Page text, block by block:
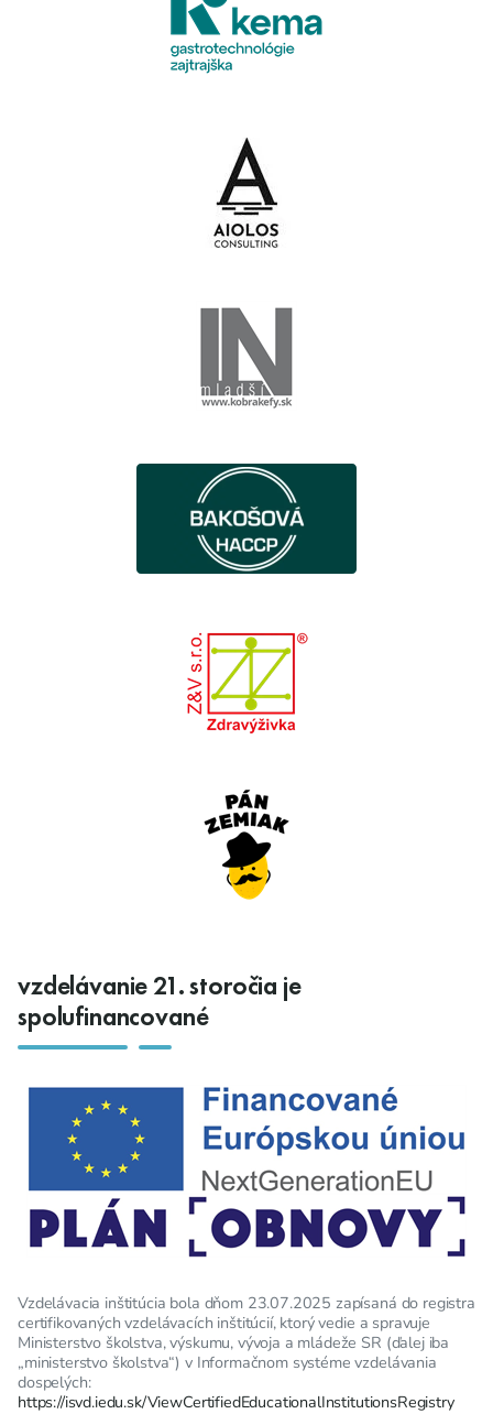
vzdelávanie 21. storočia je
spolufinancované
Vzdelávacia inštitúcia bola dňom 23.07.2025 zapísaná do registra
certifikovaných vzdelávacích inštitúcií, ktorý vedie a spravuje
Ministerstvo školstva, výskumu, vývoja a mládeže SR (ďalej iba
„ministerstvo školstva“) v Informačnom systéme vzdelávania
dospelých:
https://isvd.iedu.sk/ViewCertifiedEducationalInstitutionsRegistry